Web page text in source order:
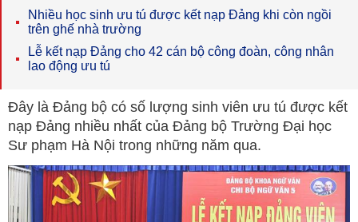
Nhiều học sinh ưu tú được kết nạp Đảng khi còn ngồi
trên ghế nhà trường
Lễ kết nạp Đảng cho 42 cán bộ công đoàn, công nhân
lao động ưu tú
Đây là Đảng bộ có số lượng sinh viên ưu tú được kết
nạp Đảng nhiều nhất của Đảng bộ Trường Đại học
Sư phạm Hà Nội trong những năm qua.